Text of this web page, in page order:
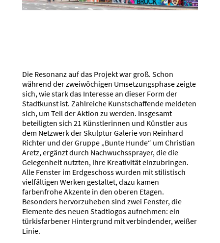
Die Resonanz auf das Projekt war groß. Schon
während der zweiwöchigen Umsetzungsphase zeigte
sich, wie stark das Interesse an dieser Form der
Stadtkunst ist. Zahlreiche Kunstschaffende meldeten
sich, um Teil der Aktion zu werden. Insgesamt
beteiligten sich 21 Künstlerinnen und Künstler aus
dem Netzwerk der Skulptur Galerie von Reinhard
Richter und der Gruppe „Bunte Hunde“ um Christian
Aretz, ergänzt durch Nachwuchssprayer, die die
Gelegenheit nutzten, ihre Kreativität einzubringen.
Alle Fenster im Erdgeschoss wurden mit stilistisch
vielfältigen Werken gestaltet, dazu kamen
farbenfrohe Akzente in den oberen Etagen.
Besonders hervorzuheben sind zwei Fenster, die
Elemente des neuen Stadtlogos aufnehmen: ein
türkisfarbener Hintergrund mit verbindender, weißer
Linie.